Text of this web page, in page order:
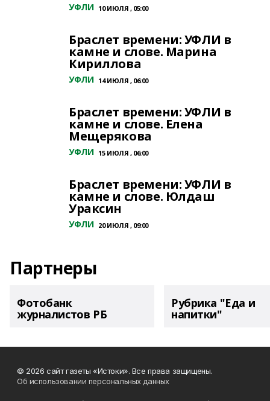
УФЛИ 10 ИЮЛЯ , 05:00
Браслет времени: УФЛИ в
камне и слове. Марина
Кириллова
УФЛИ 14 ИЮЛЯ , 06:00
Браслет времени: УФЛИ в
камне и слове. Елена
Мещерякова
УФЛИ 15 ИЮЛЯ , 06:00
Браслет времени: УФЛИ в
камне и слове. Юлдаш
Ураксин
УФЛИ 20 ИЮЛЯ , 09:00
Партнеры
Фотобанк
журналистов РБ
Рубрика "Еда и
напитки"
© 2026 сайт газеты «Истоки». Все права защищены.
Об использовании персональных данных